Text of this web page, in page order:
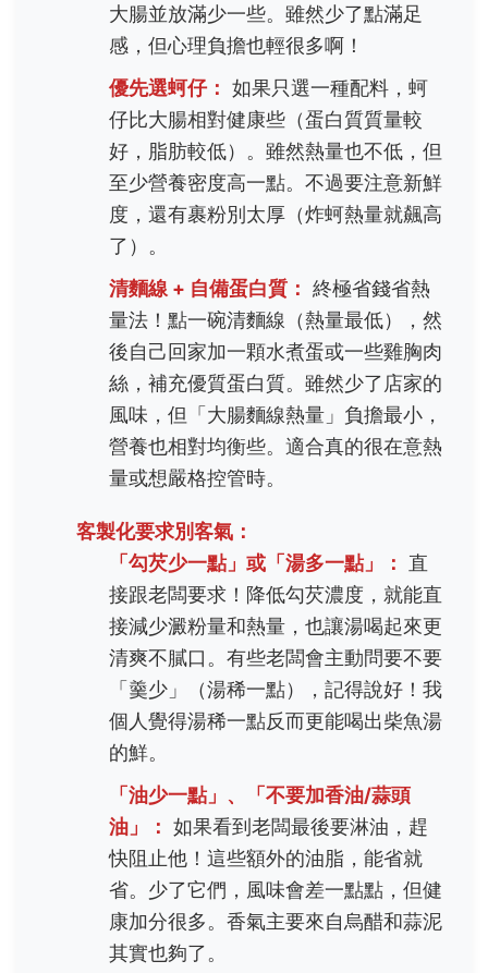
大腸並放滿少一些。雖然少了點滿足
感，但心理負擔也輕很多啊！
優先選蚵仔： 如果只選一種配料，蚵
仔比大腸相對健康些（蛋白質質量較
好，脂肪較低）。雖然熱量也不低，但
至少營養密度高一點。不過要注意新鮮
度，還有裹粉別太厚（炸蚵熱量就飆高
了）。
清麵線 + 自備蛋白質： 終極省錢省熱
量法！點一碗清麵線（熱量最低），然
後自己回家加一顆水煮蛋或一些雞胸肉
絲，補充優質蛋白質。雖然少了店家的
風味，但「大腸麵線熱量」負擔最小，
營養也相對均衡些。適合真的很在意熱
量或想嚴格控管時。
客製化要求別客氣：
「勾芡少一點」或「湯多一點」：
直
接跟老闆要求！降低勾芡濃度，就能直
接減少澱粉量和熱量，也讓湯喝起來更
清爽不膩口。有些老闆會主動問要不要
「羹少」（湯稀一點），記得說好！我
個人覺得湯稀一點反而更能喝出柴魚湯
的鮮。
「油少一點」、「不要加香油/蒜頭
油」： 如果看到老闆最後要淋油，趕
快阻止他！這些額外的油脂，能省就
省。少了它們，風味會差一點點，但健
康加分很多。香氣主要來自烏醋和蒜泥
其實也夠了。